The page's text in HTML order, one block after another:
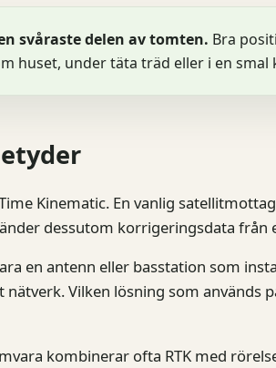
svåraste delen av tomten. Bra
huset, under täta träd eller i en smal
Time Kinematic. En vanlig
dessutom korrigeringsdata
en antenn eller basstation som
Vilken lösning som används
kombinerar ofta RTK med